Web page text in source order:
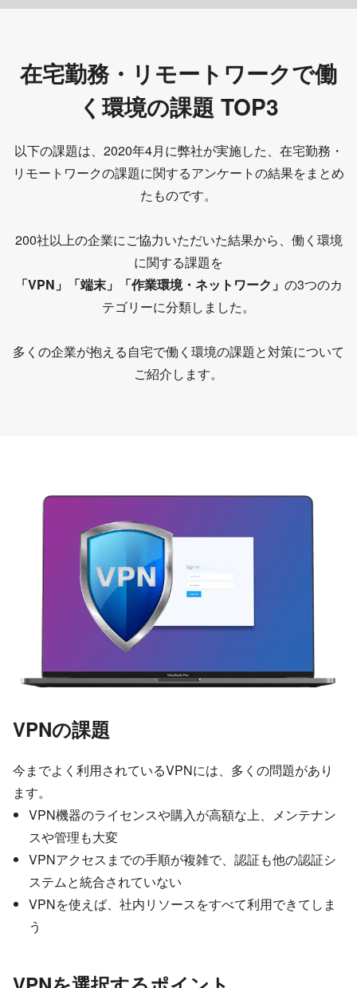
在宅勤務・リモートワークで働
く環境の課題 TOP3
以下の課題は、2020年4月に弊社が実施した、在宅勤務・
リモートワークの課題に関するアンケートの結果をまとめ
たものです。
200社以上の企業にご協力いただいた結果から、働く環境
に関する課題を
「VPN」「端末」「作業環境・ネットワーク」 の3つのカ
テゴリーに分類しました。
多くの企業が抱える自宅で働く環境の課題と対策について
ご紹介します。
VPNの課題
今までよく利用されているVPNには、多くの問題があり
ます。
VPN機器のライセンスや購入が高額な上、メンテナン
スや管理も大変
VPNアクセスまでの手順が複雑で、認証も他の認証シ
ステムと統合されていない
VPNを使えば、社内リソースをすべて利用できてしま
う